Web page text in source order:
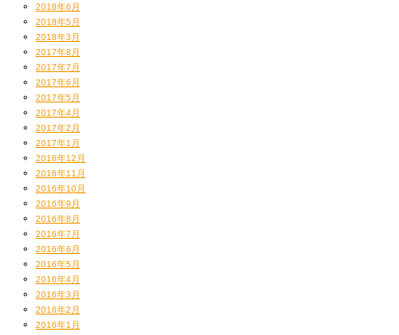
2018年6月
2018年5月
2018年3月
2017年8月
2017年7月
2017年6月
2017年5月
2017年4月
2017年2月
2017年1月
2016年12月
2016年11月
2016年10月
2016年9月
2016年8月
2016年7月
2016年6月
2016年5月
2016年4月
2016年3月
2016年2月
2016年1月